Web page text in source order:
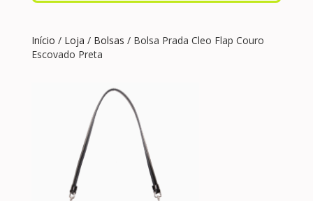
Início / Loja / Bolsas / Bolsa Prada Cleo Flap Couro
Escovado Preta